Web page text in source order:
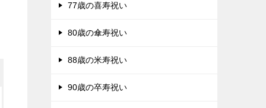
77歳の喜寿祝い
80歳の傘寿祝い
88歳の米寿祝い
90歳の卒寿祝い